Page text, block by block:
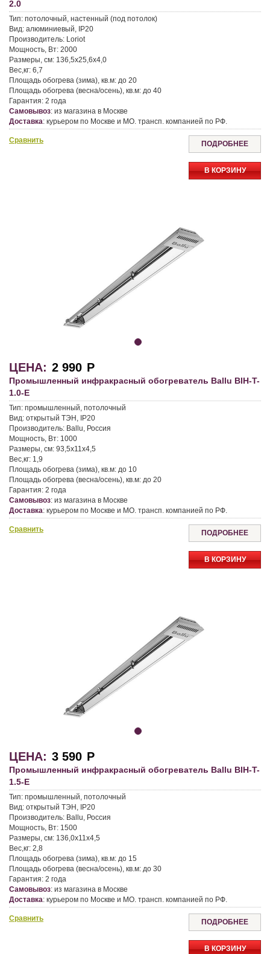
2.0
Тип: потолочный, настенный (под потолок)
Вид: алюминиевый, IP20
Производитель: Loriot
Мощность, Вт: 2000
Размеры, см: 136,5x25,6x4,0
Вес,кг: 6,7
Площадь обогрева (зима), кв.м: до 20
Площадь обогрева (весна/осень), кв.м: до 40
Гарантия: 2 года
Самовывоз: из магазина в Москве
Доставка: курьером по Москве и МО. трансп. компанией по РФ.
Сравнить ПОДРОБНЕЕ
В КОРЗИНУ
ЦЕНА: 2 990 Р
Промышленный инфракрасный обогреватель Ballu BIH-T-
1.0-E
Тип: промышленный, потолочный
Вид: открытый ТЭН, IP20
Производитель: Ballu, Россия
Мощность, Вт: 1000
Размеры, см: 93,5х11х4,5
Вес,кг: 1,9
Площадь обогрева (зима), кв.м: до 10
Площадь обогрева (весна/осень), кв.м: до 20
Гарантия: 2 года
Самовывоз: из магазина в Москве
Доставка: курьером по Москве и МО. трансп. компанией по РФ.
Сравнить ПОДРОБНЕЕ
В КОРЗИНУ
ЦЕНА: 3 590 Р
Промышленный инфракрасный обогреватель Ballu BIH-T-
1.5-E
Тип: промышленный, потолочный
Вид: открытый ТЭН, IP20
Производитель: Ballu, Россия
Мощность, Вт: 1500
Размеры, см: 136,0х11х4,5
Вес,кг: 2,8
Площадь обогрева (зима), кв.м: до 15
Площадь обогрева (весна/осень), кв.м: до 30
Гарантия: 2 года
Самовывоз: из магазина в Москве
Доставка: курьером по Москве и МО. трансп. компанией по РФ.
Сравнить ПОДРОБНЕЕ
В КОРЗИНУ